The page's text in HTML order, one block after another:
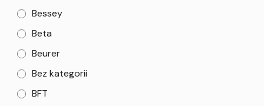
Bessey
Beta
Beurer
Bez kategorii
BFT